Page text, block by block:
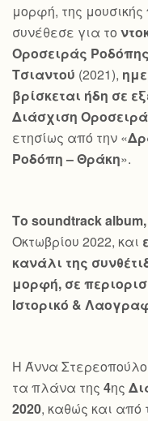
μορφή, της μουσικής
συνέθεσε για το
Οροσειράς Ροδόπης
Τσιαντού (2021),
βρίσκεται ήδη σε
Διάσχιση
ετησίως από την «
Ροδόπη – Θράκη».
Το soundtrackalbum,
Οκτωβρίου 2022, και
κανάλι της
μορφή, σε
Ιστορικό &
Η Άννα
τα πλάνα της 4ης
2020, καθώς και από